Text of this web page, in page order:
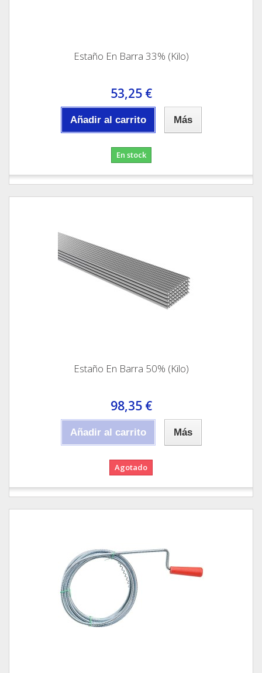
Estaño En Barra 33% (Kilo)
53,25 €
Añadir al carrito Más
En stock
Estaño En Barra 50% (Kilo)
98,35 €
Añadir al carrito Más
Agotado